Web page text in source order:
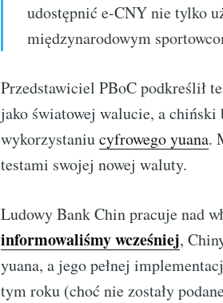
udostępnić e-CNY nie tylko
międzynarodowym
Przedstawiciel PBoC podkreślił
jako światowej walucie, a
wykorzystaniucyfrowego yuana.
testami swojej nowej waluty.
Ludowy Bank Chin pracuje nad
informowaliśmy wcześniej,
yuana, a jego pełnej
tym roku (choć nie zostały